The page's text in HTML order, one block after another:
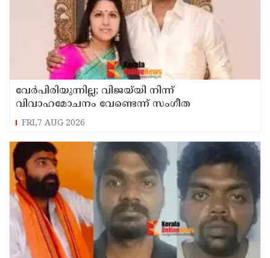
വേർപിരിയുന്നില്ല; വിജയ്‍യി നിന്ന്
വിവാഹമോചനം വേണ്ടെന്ന് സംഗീത
FRI,7 AUG 2026